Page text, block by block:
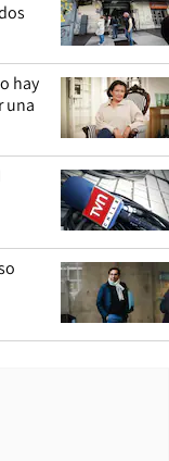
hay
una